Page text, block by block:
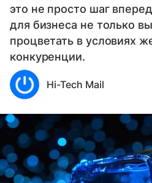
это не просто шаг
для бизнеса не только
процветать в условиях
конкуренции.
Hi-Tech Mail